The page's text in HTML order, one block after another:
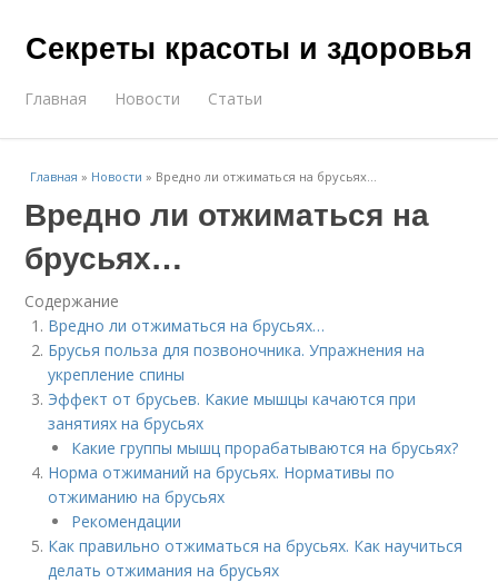
Секреты красоты и здоровья
Главная Новости Статьи
Главная » Новости » Вредно ли отжиматься на брусьях…
Вредно ли отжиматься на
брусьях…
Содержание
Вредно ли отжиматься на брусьях…
Брусья польза для позвоночника. Упражнения на
укрепление спины
Эффект от брусьев. Какие мышцы качаются при
занятиях на брусьях
Какие группы мышц прорабатываются на брусьях?
Норма отжиманий на брусьях. Нормативы по
отжиманию на брусьях
Рекомендации
Как правильно отжиматься на брусьях. Как научиться
делать отжимания на брусьях